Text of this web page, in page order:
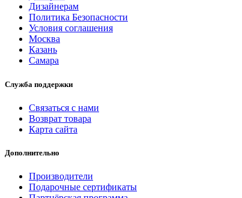
Дизайнерам
Политика Безопасности
Условия соглашения
Москва
Казань
Самара
Служба поддержки
Связаться с нами
Возврат товара
Карта сайта
Дополнительно
Производители
Подарочные сертификаты